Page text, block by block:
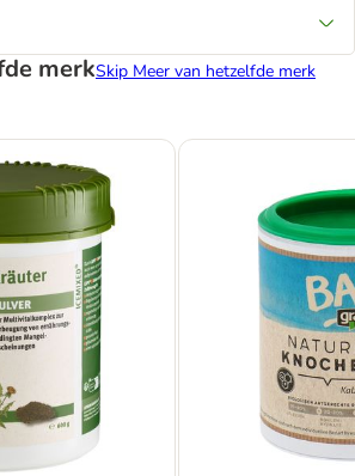
merkSkip Meer van hetzelfde merk